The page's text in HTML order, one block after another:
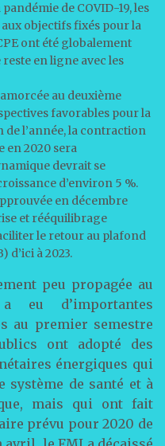
de COVID-19, les
objectifs fixés pour la
ont été globalement
en ligne avec les
au deuxième
favorables pour la
l’année, la contraction
en 2020 sera
devrait se
d’environ 5 %.
en décembre
et rééquilibrage
le retour au plafond
d’ici à 2023.
peu propagée au
eu d’importantes
au premier semestre
ont adopté des
énergiques qui
système de santé et à
mais qui ont fait
prévu pour 2020 de